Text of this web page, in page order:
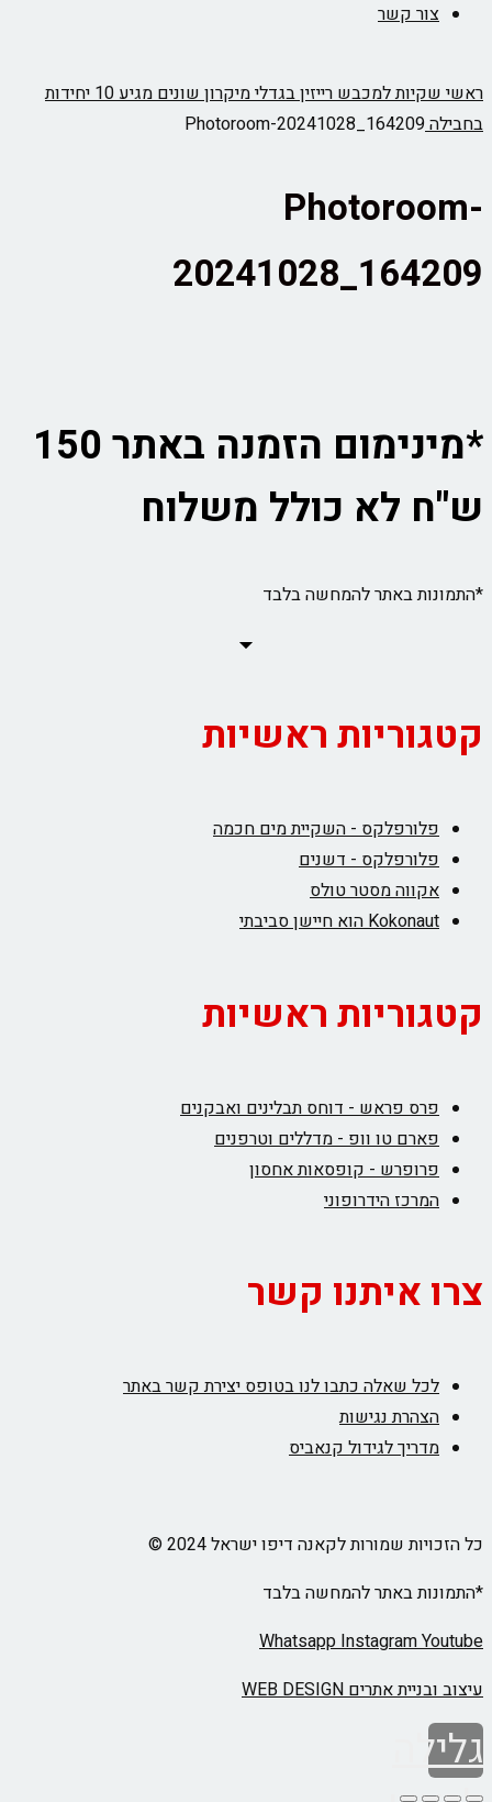
צור קשר
ראשי
שקיות למכבש רייזין בגדלי מיקרון שונים מגיע 10 יחידות
בחבילהPhotoroom-20241028_164209
Photoroom-
20241028_164209
*מינימום הזמנה באתר 150
ש"ח לא כולל משלוח
*התמונות באתר להמחשה בלבד
קטגוריות ראשיות
פלורפלקס - השקיית מים חכמה
פלורפלקס - דשנים
אקווה מסטר טולס
Kokonaut הוא חיישן סביבתי
קטגוריות ראשיות
פרס פראש - דוחס תבלינים ואבקנים
פארם טו וופ - מדללים וטרפנים
פרופרש - קופסאות אחסון
המרכז הידרופוני
צרו איתנו קשר
לכל שאלה כתבו לנו בטופס יצירת קשר באתר
הצהרת נגישות
מדריך לגידול קנאביס
כל הזכויות שמורות לקאנה דיפו ישראל 2024 ©
*התמונות באתר להמחשה בלבד
WhatsappInstagramYoutube
עיצוב ובניית אתרים WEB DESIGN
גלילה